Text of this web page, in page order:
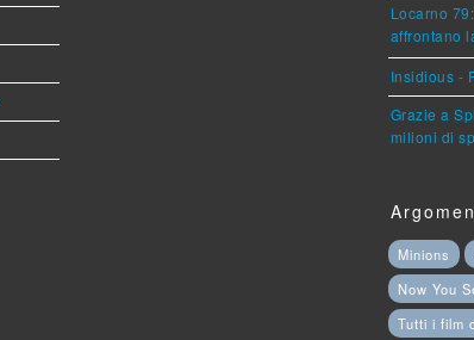
Locarno
affrontano
Insidious -
Grazie a
milioni di
Minions
Now You
Tutti i film